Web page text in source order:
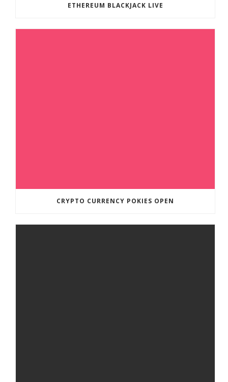
ETHEREUM BLACKJACK LIVE
CRYPTO CURRENCY POKIES OPEN